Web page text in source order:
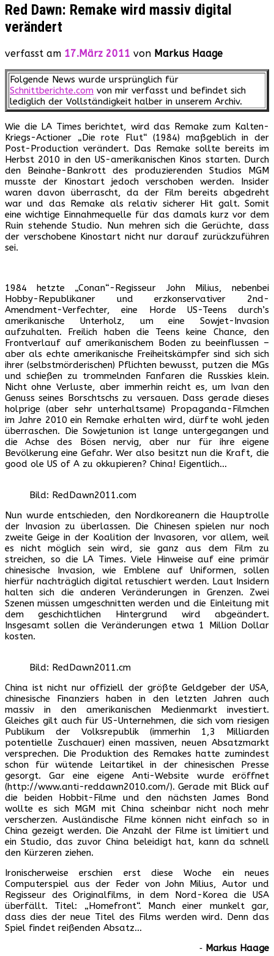
Red Dawn: Remake wird massiv digital
verändert
verfasst am 17.März 2011 von Markus Haage
Folgende News wurde ursprünglich für
Schnittberichte.com von mir verfasst und befindet sich
lediglich der Vollständigkeit halber in unserem Archiv.
Wie die LA Times berichtet, wird das Remake zum Kalten-
Kriegs-Actioner „Die rote Flut“ (1984) maßgeblich in der
Post-Production verändert. Das Remake sollte bereits im
Herbst 2010 in den US-amerikanischen Kinos starten. Durch
den Beinahe-Bankrott des produzierenden Studios MGM
musste der Kinostart jedoch verschoben werden. Insider
waren davon überrascht, da der Film bereits abgedreht
war und das Remake als relativ sicherer Hit galt. Somit
eine wichtige Einnahmequelle für das damals kurz vor dem
Ruin stehende Studio. Nun mehren sich die Gerüchte, dass
der verschobene Kinostart nicht nur darauf zurückzuführen
sei.
1984 hetzte „Conan“-Regisseur John Milius, nebenbei
Hobby-Republikaner und erzkonservativer 2nd-
Amendment-Verfechter, eine Horde US-Teens durch’s
amerikanische Unterholz, um eine Sowjet-Invasion
aufzuhalten. Freilich haben die Teens keine Chance, den
Frontverlauf auf amerikanischem Boden zu beeinflussen –
aber als echte amerikanische Freiheitskämpfer sind sich sich
ihrer (selbstmörderischen) Pflichten bewusst, putzen die MGs
und schießen zu trommelnden Fanfaren die Russkies klein.
Nicht ohne Verluste, aber immerhin reicht es, um Ivan den
Genuss seines Borschtschs zu versauen. Dass gerade dieses
holprige (aber sehr unterhaltsame) Propaganda-Filmchen
im Jahre 2010 ein Remake erhalten wird, dürfte wohl jeden
überraschen. Die Sowjetunion ist lange untergegangen und
die Achse des Bösen nervig, aber nur für ihre eigene
Bevölkerung eine Gefahr. Wer also besitzt nun die Kraft, die
good ole US of A zu okkupieren? China! Eigentlich…
Bild: RedDawn2011.com
Nun wurde entschieden, den Nordkoreanern die Hauptrolle
der Invasion zu überlassen. Die Chinesen spielen nur noch
zweite Geige in der Koalition der Invasoren, vor allem, weil
es nicht möglich sein wird, sie ganz aus dem Film zu
streichen, so die LA Times. Viele Hinweise auf eine primär
chinesische Invasion, wie Emblene auf Uniformen, sollen
hierfür nachträglich digital retuschiert werden. Laut Insidern
halten sich die anderen Veränderungen in Grenzen. Zwei
Szenen müssen umgeschnitten werden und die Einleitung mit
dem geschichtlichen Hintergrund wird abgeändert.
Insgesamt sollen die Veränderungen etwa 1 Million Dollar
kosten.
Bild: RedDawn2011.cm
China ist nicht nur offiziell der größte Geldgeber der USA,
chinesische Finanziers haben in den letzten Jahren auch
massiv in den amerikanischen Medienmarkt investiert.
Gleiches gilt auch für US-Unternehmen, die sich vom riesigen
Publikum der Volksrepublik (immerhin 1,3 Milliarden
potentielle Zuschauer) einen massiven, neuen Absatzmarkt
versprechen. Die Produktion des Remakes hatte zumindest
schon für wütende Leitartikel in der chinesischen Presse
gesorgt. Gar eine eigene Anti-Website wurde eröffnet
(http://www.anti-reddawn2010.com/). Gerade mit Blick auf
die beiden Hobbit-Filme und den nächsten James Bond
wollte es sich MGM mit China scheinbar nicht noch mehr
verscherzen. Ausländische Filme können nicht einfach so in
China gezeigt werden. Die Anzahl der Filme ist limitiert und
ein Studio, das zuvor China beleidigt hat, kann da schnell
den Kürzeren ziehen.
Ironischerweise erschien erst diese Woche ein neues
Computerspiel aus der Feder von John Milius, Autor und
Regisseur des Originalfilms, in dem Nord-Korea die USA
überfällt. Titel: „Homefront“. Manch einer munkelt gar,
dass dies der neue Titel des Films werden wird. Denn das
Spiel findet reißenden Absatz…
‐ Markus Haage